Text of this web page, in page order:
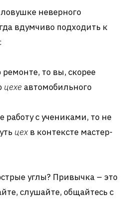
неверного
вдумчиво подходить к
ремонте, то вы, скорее
цехе автомобильного
работу с учениками, то не
цехв контексте мастер-
углы? Привычка – это
слушайте, общайтесь с